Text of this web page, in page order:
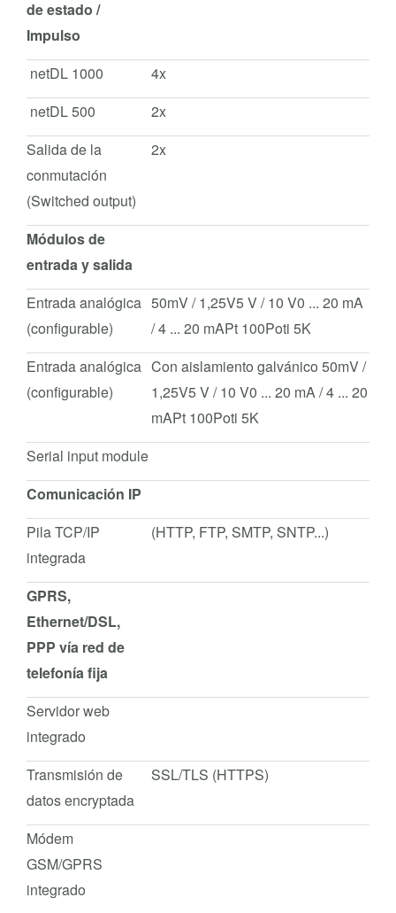
de estado /
Impulso
netDL 1000
4x
netDL 500
2x
Salida de la
conmutación
(Switched output)
2x
Módulos de
entrada y salida
Entrada analógica
(configurable)
50mV / 1,25V5 V / 10 V0 ... 20 mA
/ 4 ... 20 mAPt 100Poti 5K
Entrada analógica
(configurable)
Con aislamiento galvánico 50mV /
1,25V5 V / 10 V0 ... 20 mA / 4 ... 20
mAPt 100Poti 5K
Serial input module
Comunicación IP
Pila TCP/IP
integrada
(HTTP, FTP, SMTP, SNTP...)
GPRS,
Ethernet/DSL,
PPP vía red de
telefonía fija
Servidor web
integrado
Transmisión de
datos encryptada
SSL/TLS (HTTPS)
Módem
GSM/GPRS
integrado